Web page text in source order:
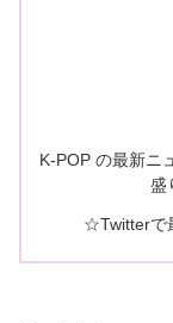
K-POP の最新ニ
盛
☆Twitterで